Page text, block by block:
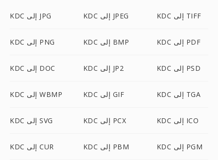
KDC إلى JPG KDC إلى JPEG KDC إلى TIFF
KDC إلى PNG KDC إلى BMP KDC إلى PDF
KDC إلى DOC KDC إلى JP2 KDC إلى PSD
KDC إلى WBMP KDC إلى GIF KDC إلى TGA
KDC إلى SVG KDC إلى PCX KDC إلى ICO
KDC إلى CUR KDC إلى PBM KDC إلى PGM